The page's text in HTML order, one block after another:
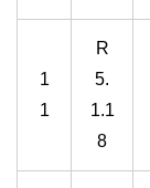
1
1
R
5.
1.1
8